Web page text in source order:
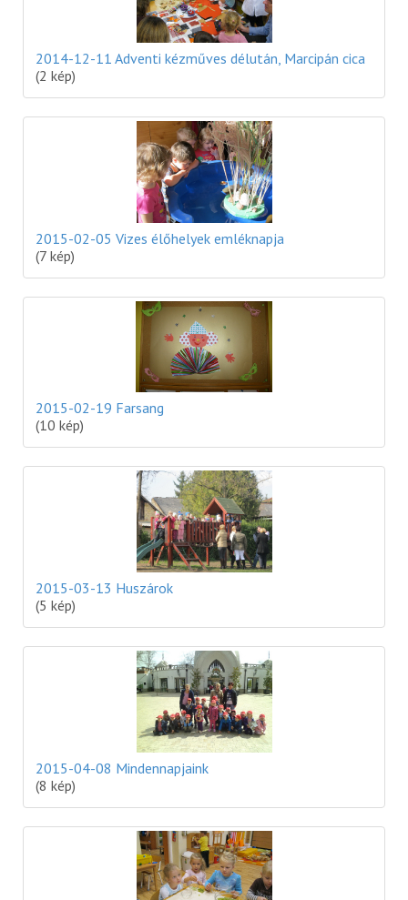
2014-12-11 Adventi kézműves délután, Marcipán cica
(2 kép)
2015-02-05 Vizes élőhelyek emléknapja
(7 kép)
2015-02-19 Farsang
(10 kép)
2015-03-13 Huszárok
(5 kép)
2015-04-08 Mindennapjaink
(8 kép)